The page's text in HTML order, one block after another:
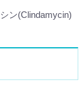
ン(Clindamycin)